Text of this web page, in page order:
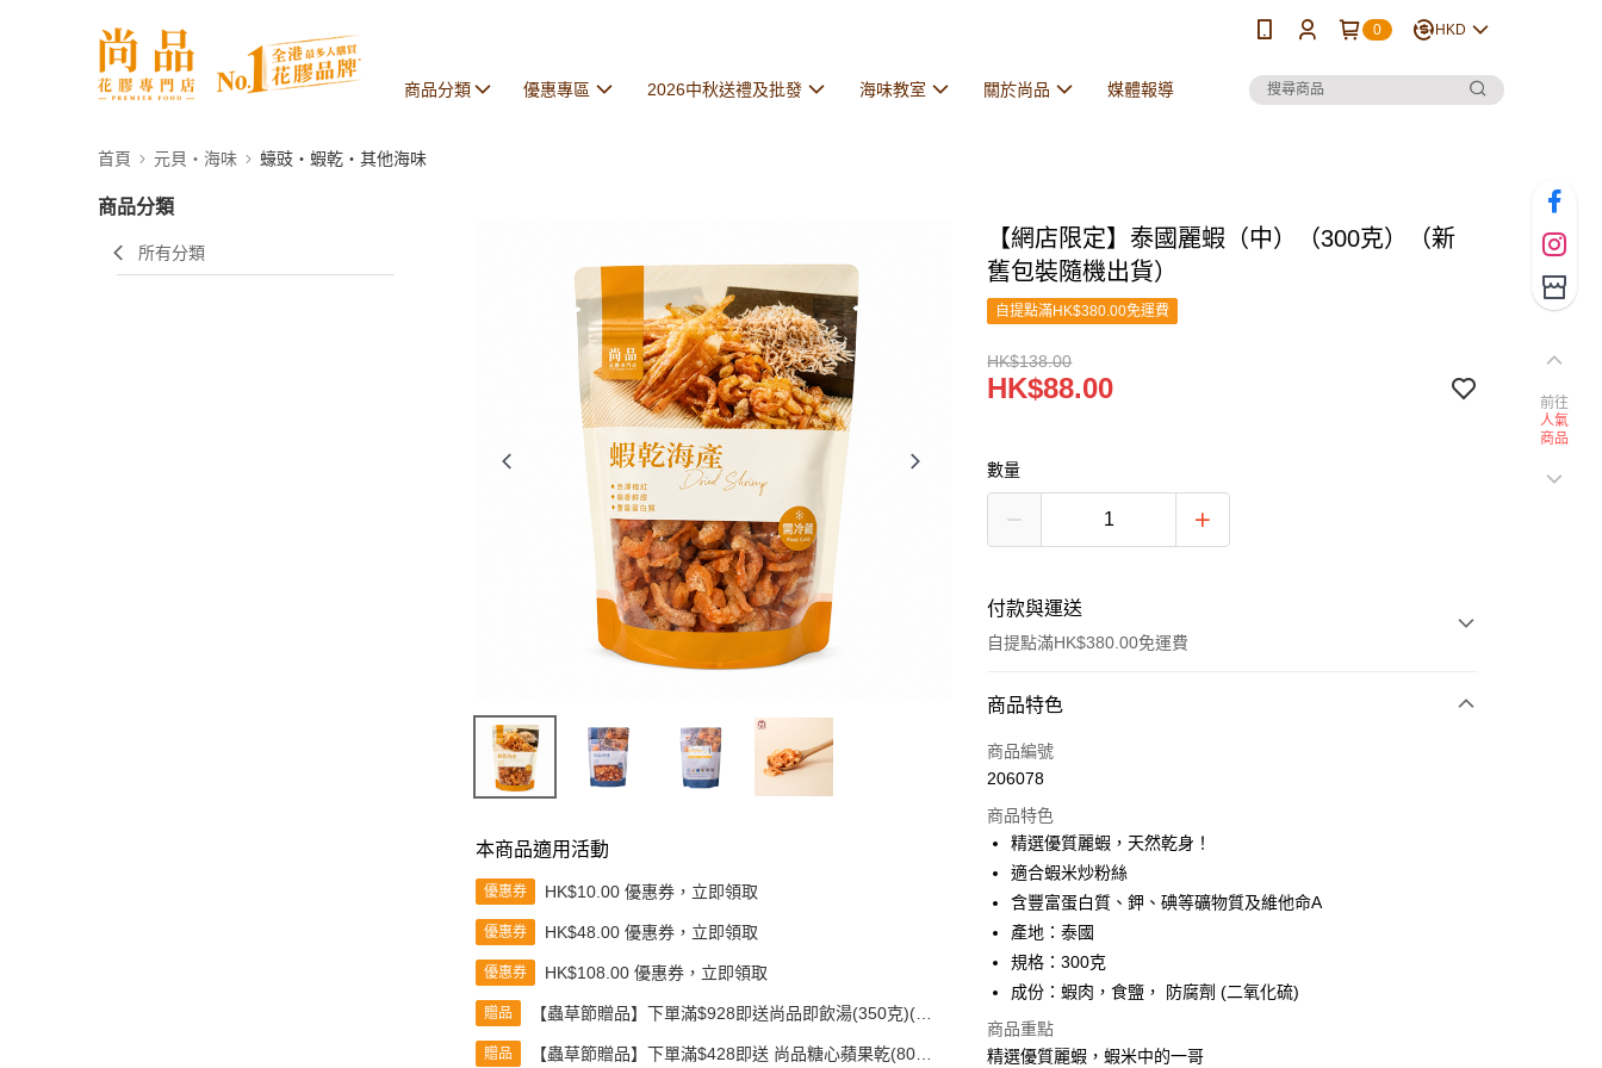
0 HKD
商品分類 優惠專區 2026中秋送禮及批發 海味教室 關於尚品 媒體報導
首頁 元貝・海味 蠔豉・蝦乾・其他海味
商品分類
所有分類
本商品適用活動
優惠券 HK$10.00 優惠券，立即領取
優惠券 HK$48.00 優惠券，立即領取
優惠券 HK$108.00 優惠券，立即領取
贈品
【蟲草節贈品】下單滿$928即送尚品即飲湯(350克)(款
贈品
【蟲草節贈品】下單滿$428即送 尚品糖心蘋果乾(80
【網店限定】泰國麗蝦（中）（300克）（新
舊包裝隨機出貨）
自提點滿HK$380.00免運費
HK$138.00
HK$88.00
數量
付款與運送
自提點滿HK$380.00免運費
付款方式
信用卡
Google Pay
AlipayHK
PayMe
WeChat Pay
其他轉帳方式
商品特色
商品編號
206078
商品特色
精選優質麗蝦，天然乾身！
適合蝦米炒粉絲
含豐富蛋白質、鉀、碘等礦物質及維他命A
產地：泰國
規格：300克
成份：蝦肉，食鹽， 防腐劑 (二氧化硫)
商品重點
精選優質麗蝦，蝦米中的一哥
前往
人氣
商品